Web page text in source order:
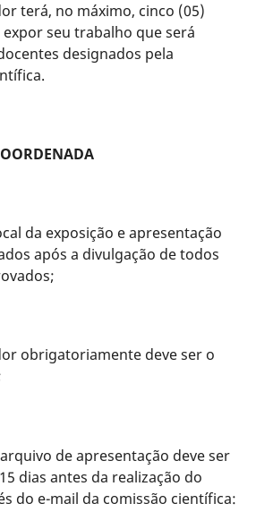
terá, no máximo, cinco (05)
seu trabalho que será
designados pela
da exposição e apresentação
após a divulgação de todos
obrigatoriamente deve ser o
de apresentação deve ser
dias antes da realização do
do e-mail da comissão científica: